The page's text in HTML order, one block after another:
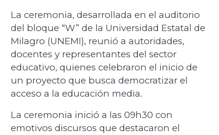
La ceremonia, desarrollada en el auditorio
del bloque “W” de la Universidad Estatal de
Milagro (UNEMI), reunió a autoridades,
docentes y representantes del sector
educativo, quienes celebraron el inicio de
un proyecto que busca democratizar el
acceso a la educación media.
La ceremonia inició a las 09h30 con
emotivos discursos que destacaron el